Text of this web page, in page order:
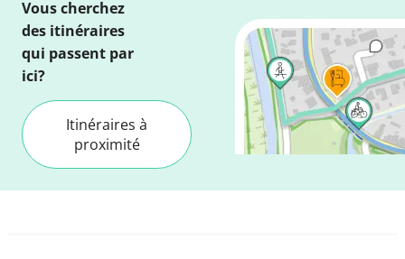
Vous cherchez
des itinéraires
qui passent par
ici?
Itinéraires à
proximité